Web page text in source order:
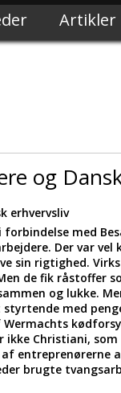
Artikler
og
erhvervsliv
med
Der var
sin rigtighed.
de fik
og lukke.
med
ikke Christiani,
entreprenørerne
brugte